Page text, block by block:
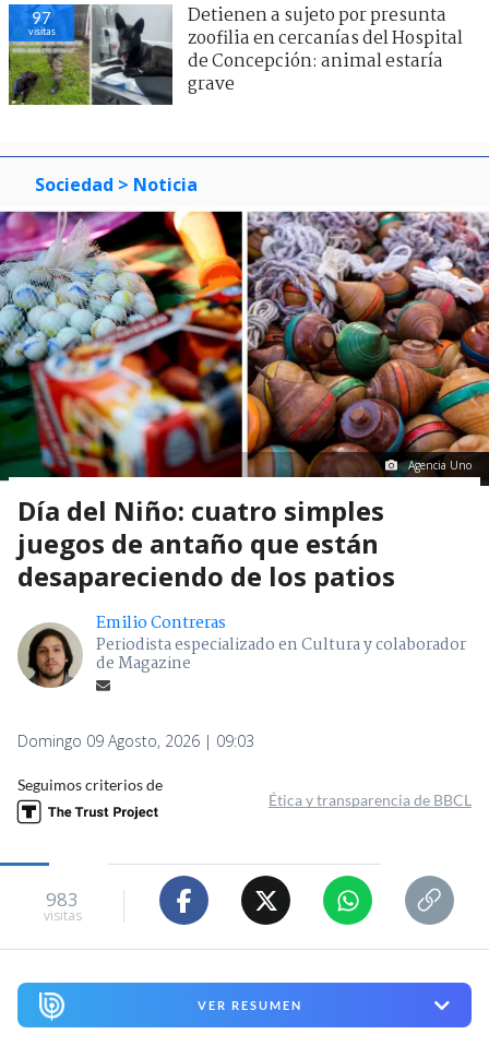
97
visitas
Detienen a sujeto por presunta
zoofilia en cercanías del Hospital
de Concepción: animal estaría
grave
Sociedad > Noticia
Agencia Uno
Día del Niño: cuatro simples
juegos de antaño que están
desapareciendo de los patios
Emilio Contreras
Periodista especializado en Cultura y colaborador
de Magazine
Domingo 09 Agosto, 2026 | 09:03
Seguimos criterios de
Ética y transparencia de BBCL
983
visitas
VER RESUMEN